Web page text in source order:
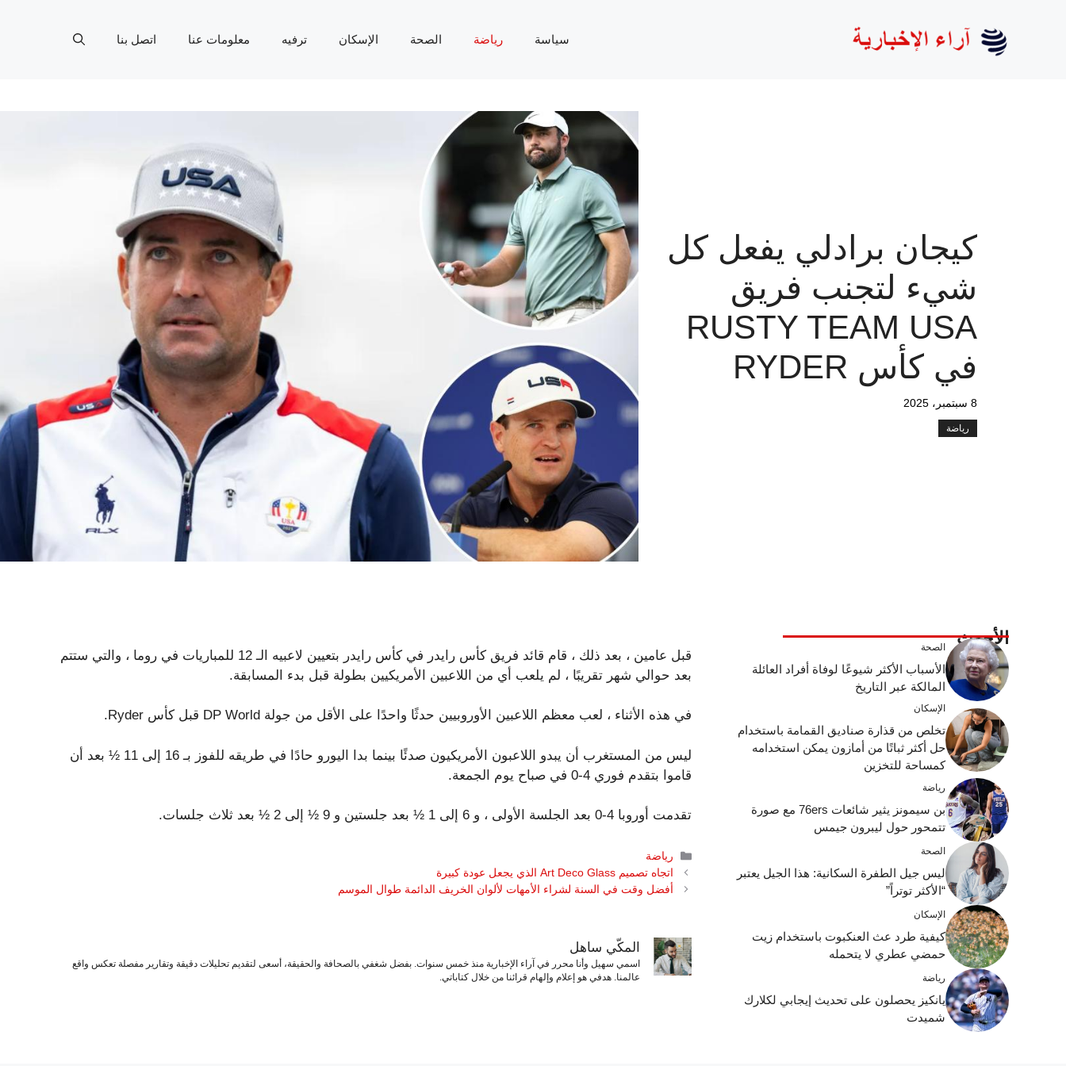
سياسة رياضة الصحة الإسكان ترفيه معلومات عنا اتصل بنا
كيجان برادلي يفعل كل
شيء لتجنب فريق
RUSTY TEAM USA
في كأس RYDER
8 سبتمبر، 2025
رياضة
قبل عامين ، بعد ذلك ، قام قائد فريق كأس رايدر في كأس رايدر بتعيين لاعبيه الـ 12 للمباريات في روما ، والتي ستتم
بعد حوالي شهر تقريبًا ، لم يلعب أي من اللاعبين الأمريكيين بطولة قبل بدء المسابقة.
في هذه الأثناء ، لعب معظم اللاعبين الأوروبيين حدثًا واحدًا على الأقل من جولة DP World قبل كأس Ryder.
ليس من المستغرب أن يبدو اللاعبون الأمريكيون صدئًا بينما بدا اليورو حادًا في طريقه للفوز بـ 16 إلى 11 ½ بعد أن
قاموا بتقدم فوري 4-0 في صباح يوم الجمعة.
تقدمت أوروبا 4-0 بعد الجلسة الأولى ، و 6 إلى 1 ½ بعد جلستين و 9 ½ إلى 2 ½ بعد ثلاث جلسات.
التصنيفات
رياضة
اتجاه تصميم Art Deco Glass الذي يجعل عودة كبيرة
أفضل وقت في السنة لشراء الأمهات لألوان الخريف الدائمة طوال الموسم
المكّي ساهل
اسمي سهيل وأنا محرر في آراء الإخبارية منذ خمس سنوات. بفضل شغفي بالصحافة والحقيقة، أسعى لتقديم تحليلات دقيقة وتقارير مفصلة تعكس واقع
عالمنا. هدفي هو إعلام وإلهام قرائنا من خلال كتاباتي.
الأحدث الصحة
الأسباب الأكثر شيوعًا لوفاة أفراد العائلة
المالكة عبر التاريخ
الإسكان
تخلص من قذارة صناديق القمامة باستخدام
حل أكثر ثباتًا من أمازون يمكن استخدامه
كمساحة للتخزين
رياضة
بن سيمونز يثير شائعات 76ers مع صورة
تتمحور حول ليبرون جيمس
الصحة
ليس جيل الطفرة السكانية: هذا الجيل يعتبر
“الأكثر توتراً”
الإسكان
كيفية طرد عث العنكبوت باستخدام زيت
حمضي عطري لا يتحمله
رياضة
يانكيز يحصلون على تحديث إيجابي لكلارك
شميدت